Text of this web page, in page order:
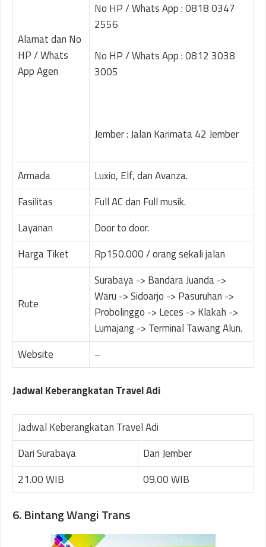
Alamat dan No
HP / Whats
App Agen
No HP / Whats App : 0818 0347
2556
No HP / Whats App : 0812 3038
3005
Jember : Jalan Karimata 42 Jember
Armada
Luxio, Elf, dan Avanza.
Fasilitas
Full AC dan Full musik.
Layanan
Door to door.
Harga Tiket
Rp150.000 / orang sekali jalan
Rute
Surabaya -> Bandara Juanda ->
Waru -> Sidoarjo -> Pasuruhan ->
Probolinggo -> Leces -> Klakah ->
Lumajang -> Terminal Tawang Alun.
Website
–
Jadwal Keberangkatan Travel Adi
Jadwal Keberangkatan Travel Adi
Dari Surabaya
Dari Jember
21.00 WIB
09.00 WIB
6. Bintang Wangi Trans